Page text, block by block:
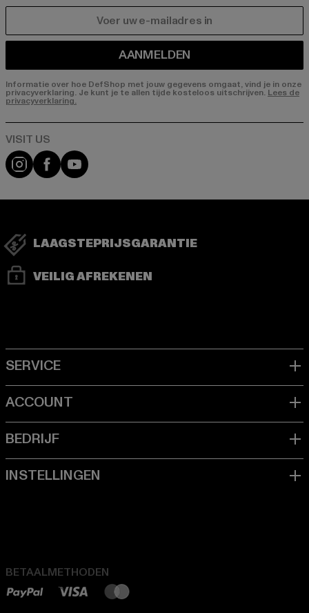
AANMELDEN
Informatie over hoe DefShop met jouw gegevens omgaat, vind je in onze
privacyverklaring. Je kunt je te allen tijde kosteloos uitschrijven. Lees de
privacyverklaring.
Visit our Instagram page:
Visit our Facebook page:
Visit our YouTube channel:
LAAGSTEPRIJSGARANTIE
VEILIG AFREKENEN
BETAALMETHODEN